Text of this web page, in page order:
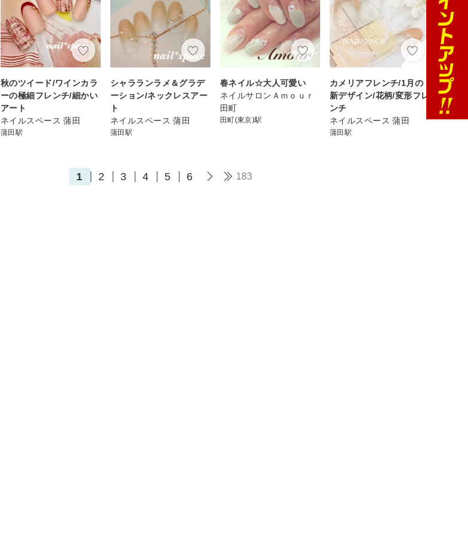
秋のツイード/ワインカラ
ーの極細フレンチ/細かい
アート
ネイルスペース 蒲田
蒲田駅
シャラランラメ＆グラデ
ーション/ネックレスアー
ト
ネイルスペース 蒲田
蒲田駅
春ネイル☆大人可愛い
ネイルサロンＡｍｏｕｒ
田町
田町(東京)駅
カメリアフレンチ/1月の
新デザイン/花柄/変形フレ
ンチ
ネイルスペース 蒲田
蒲田駅
1 2 3 4 5 6 183